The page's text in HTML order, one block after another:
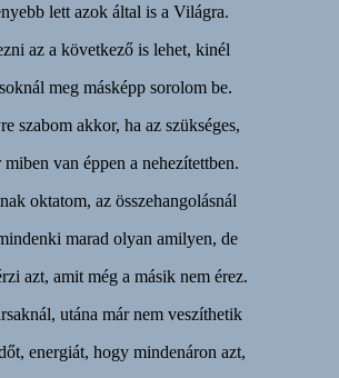
lett azok által is a Világra.
az a következő is lehet, kinél
meg másképp sorolom be.
szabom akkor, ha az szükséges,
van éppen a nehezítettben.
oktatom, az összehangolásnál
marad olyan amilyen, de
azt, amit még a másik nem érez.
utána már nem veszíthetik
energiát, hogy mindenáron azt,